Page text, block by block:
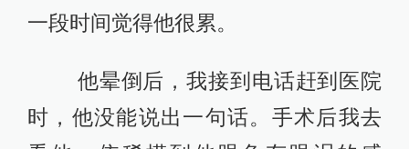
一段时间觉得他很累。
他晕倒后，我接到电话赶到医院
时，他没能说出一句话。手术后我去